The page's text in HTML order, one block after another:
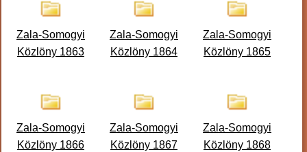
Zala-Somogyi
Közlöny 1863
Zala-Somogyi
Közlöny 1864
Zala-Somogyi
Közlöny 1865
Zala-Somogyi
Közlöny 1866
Zala-Somogyi
Közlöny 1867
Zala-Somogyi
Közlöny 1868